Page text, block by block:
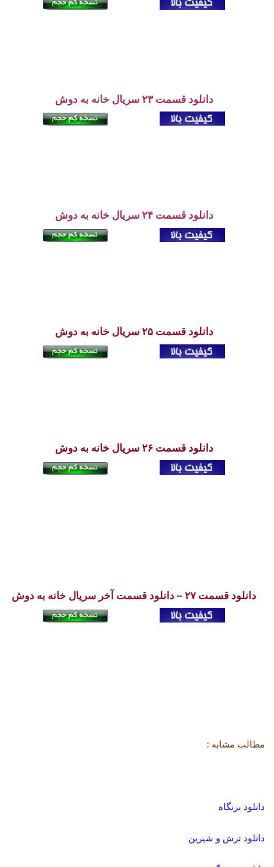
دانلود قسمت ۲۳ سریال خانه به دوش
دانلود قسمت ۲۴ سریال خانه به دوش
دانلود قسمت ۲۵ سریال خانه به دوش
دانلود قسمت ۲۶ سریال خانه به دوش
دانلود قسمت ۲۷ – دانلود قسمت آخر سریال خانه به دوش
مطالب مشابه :
دانلود بزنگاه
دانلود ترش و شیرین